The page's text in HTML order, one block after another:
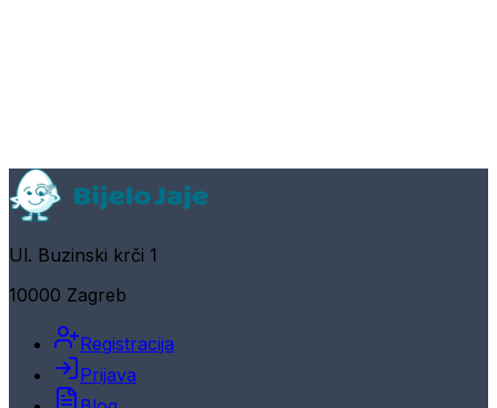
Ul. Buzinski krči 1
10000 Zagreb
Registracija
Prijava